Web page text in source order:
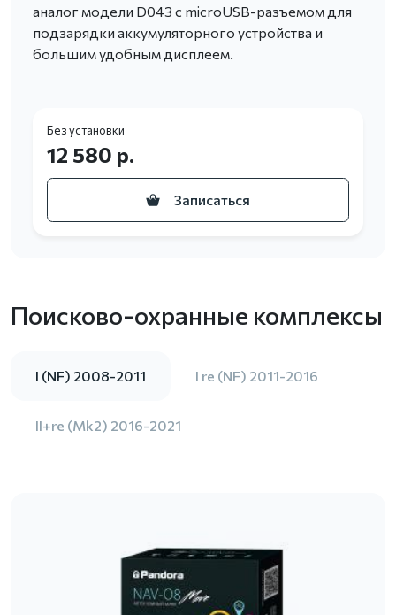
аналог модели D043 с microUSB-разъемом для
подзарядки аккумуляторного устройства и
большим удобным дисплеем.
Без установки
12 580 р.
Записаться
Поисково-охранные комплексы
I (NF) 2008-2011 I re (NF) 2011-2016
II+re (Mk2) 2016-2021